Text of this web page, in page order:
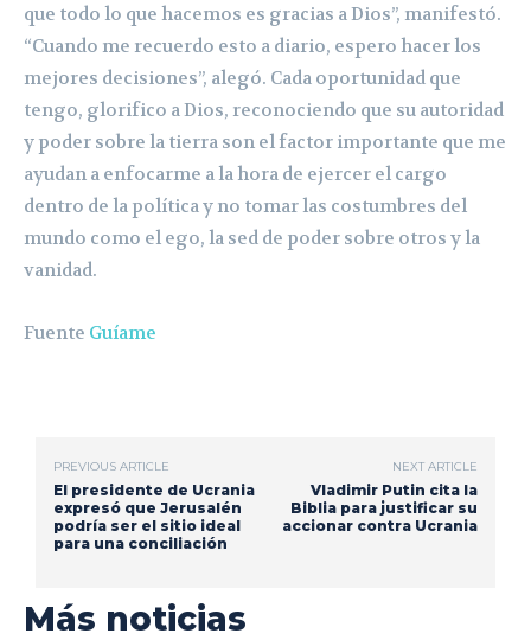
que todo lo que hacemos es gracias a Dios”, manifestó.
“Cuando me recuerdo esto a diario, espero hacer los
mejores decisiones”, alegó. Cada oportunidad que
tengo, glorifico a Dios, reconociendo que su autoridad
y poder sobre la tierra son el factor importante que me
ayudan a enfocarme a la hora de ejercer el cargo
dentro de la política y no tomar las costumbres del
mundo como el ego, la sed de poder sobre otros y la
vanidad.
Fuente Guíame
PREVIOUS ARTICLE
El presidente de Ucrania
expresó que Jerusalén
podría ser el sitio ideal
para una conciliación
NEXT ARTICLE
Vladimir Putin cita la
Biblia para justificar su
accionar contra Ucrania
Más noticias